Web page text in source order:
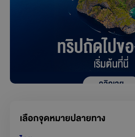
เลือกจุดหมายปลายทาง